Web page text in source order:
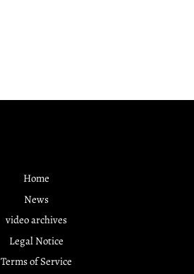
Home
News
video archives
Legal Notice
Terms of Service